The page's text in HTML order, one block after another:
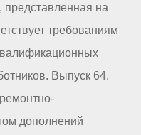
представленная на
требованиям
Выпуск 64.
дополнений